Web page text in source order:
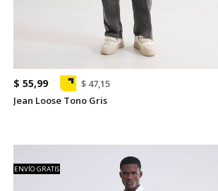
$ 55,99
$ 47,15
Jean Loose Tono Gris
ENVÍO GRATIS